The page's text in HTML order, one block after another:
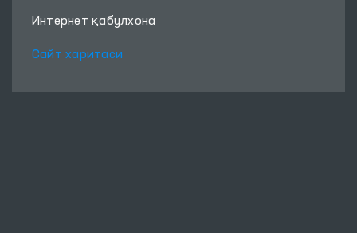
Интернет қабулхона
Сайт харитаси